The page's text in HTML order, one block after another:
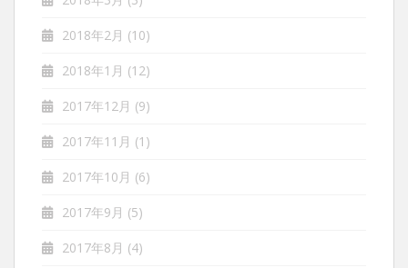
2018年2月 (10)
2018年1月 (12)
2017年12月 (9)
2017年11月 (1)
2017年10月 (6)
2017年9月 (5)
2017年8月 (4)